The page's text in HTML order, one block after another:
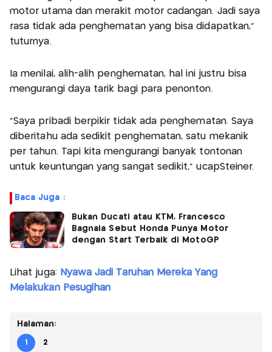
motor utama dan merakit motor cadangan. Jadi saya
rasa tidak ada penghematan yang bisa didapatkan,"
tuturnya.
Ia menilai, alih-alih penghematan, hal ini justru bisa
mengurangi daya tarik bagi para penonton.
“Saya pribadi berpikir tidak ada penghematan. Saya
diberitahu ada sedikit penghematan, satu mekanik
per tahun. Tapi kita mengurangi banyak tontonan
untuk keuntungan yang sangat sedikit," ucapSteiner.
Baca Juga :
Bukan Ducati atau KTM, Francesco
Bagnaia Sebut Honda Punya Motor
dengan Start Terbaik di MotoGP
Lihat juga: Nyawa Jadi Taruhan Mereka Yang
Melakukan Pesugihan
Halaman:
1 2